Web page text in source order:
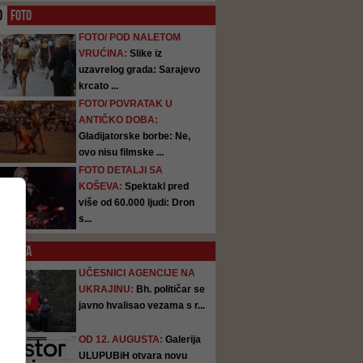
FOTO
FOTO/ POD NALETOM
VRUĆINA: Slike iz
uzavrelog grada: Sarajevo
krcato ...
FOTO/ POVRATAK U
ANTIČKO DOBA:
Gladijatorske borbe: Ne,
ovo nisu filmske ...
FOTO DETALJI SA
KOŠEVA: Spektakl pred
više od 60.000 ljudi: Dron
s...
SATA
UČESNICI AGENCIJE NA
UKRAJINU: Bh. političar se
javno hvalisao vezama s r...
OD 12. AUGUSTA: Galerija
ULUPUBiH otvara novu